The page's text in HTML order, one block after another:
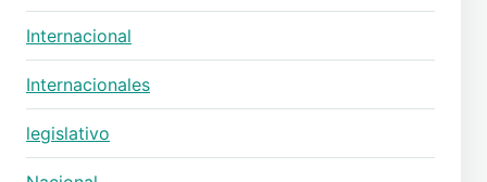
Internacional
Internacionales
legislativo